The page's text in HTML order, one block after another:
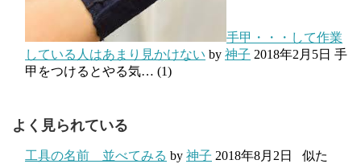
手甲・・・して作業
している人はあまり見かけない by 神子 2018年2月5日 手
甲をつけるとやる気… (1)
よく見られている
工具の名前 並べてみる by 神子 2018年8月2日
似た